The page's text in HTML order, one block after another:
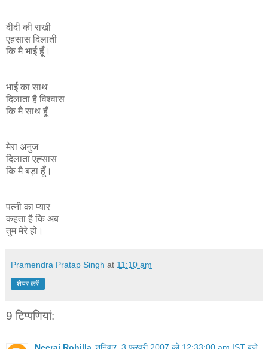
दीदी की राखी
एहसास दिलाती
कि मै भाई हूँ।
भाई का साथ
दिलाता है विश्वास
कि मै साथ हूँ
मेरा अनुज
दिलाता एह्सास
कि मै बड़ा हूँ।
पत्नी का प्यार
कहता है कि अब
तुम मेरे हो।
Pramendra Pratap Singh at 11:10 am
शेयर करें
9 टिप्‍पणियां:
Neeraj Rohilla शनिवार, 3 फ़रवरी 2007 को 12:33:00 am IST बजे